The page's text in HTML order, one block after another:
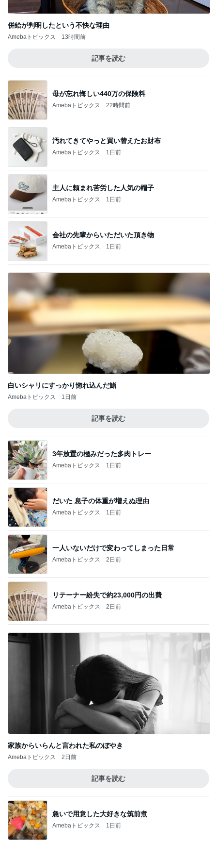
併給が判明したという不快な理由
Amebaトピックス 13時間前
記事を読む
母が忘れ悔しい440万の保険料
Amebaトピックス 22時間前
汚れてきてやっと買い替えたお財布
Amebaトピックス 1日前
主人に頼まれ苦労した人気の帽子
Amebaトピックス 1日前
会社の先輩からいただいた頂き物
Amebaトピックス 1日前
白いシャリにすっかり惚れ込んだ鮨
Amebaトピックス 1日前
記事を読む
3年放置の極みだった多肉トレー
Amebaトピックス 1日前
だいた 息子の体重が増えぬ理由
Amebaトピックス 1日前
一人いないだけで変わってしまった日常
Amebaトピックス 2日前
リテーナー紛失で約23,000円の出費
Amebaトピックス 2日前
家族からいらんと言われた私のぼやき
Amebaトピックス 2日前
記事を読む
急いで用意した大好きな筑前煮
Amebaトピックス 1日前